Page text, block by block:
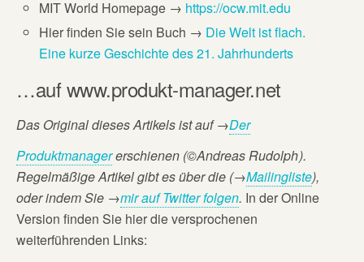
MIT World Homepage → https://ocw.mit.edu
Hier finden Sie sein Buch → Die Welt ist flach.
Eine kurze Geschichte des 21. Jahrhunderts
…auf www.produkt-manager.net
Das Original dieses Artikels ist auf→Der
Produktmanagererschienen (©Andreas Rudolph).
Regelmäßige Artikel gibt es über die (→Mailingliste),
oderindem Sie →mir auf Twitter folgen. In der Online
Version finden Sie hier die versprochenen
weiterführenden Links: